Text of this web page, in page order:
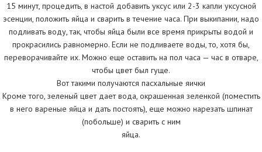
15 минут, процедить, в настой добавить уксус или 2-3 капли уксусной
эсенции, положить яйца и сварить в течение часа. При выкипании, надо
подливать воду, так, чтобы яйца были все время прикрыты водой и
прокрасились равномерно. Если не подливаете воды, то, хотя бы,
переворачивайте их. Можно еще оставить на пол часа — час в отваре,
чтобы цвет был гуще.
Вот такими получаются пасхальные яички
Кроме того, зеленый цвет дает вода, окрашенная зеленкой (поместить
в него вареные яйца и дать постоять), еще можно нарезать шпинат
(побольше) и сварить с ним
яйца.